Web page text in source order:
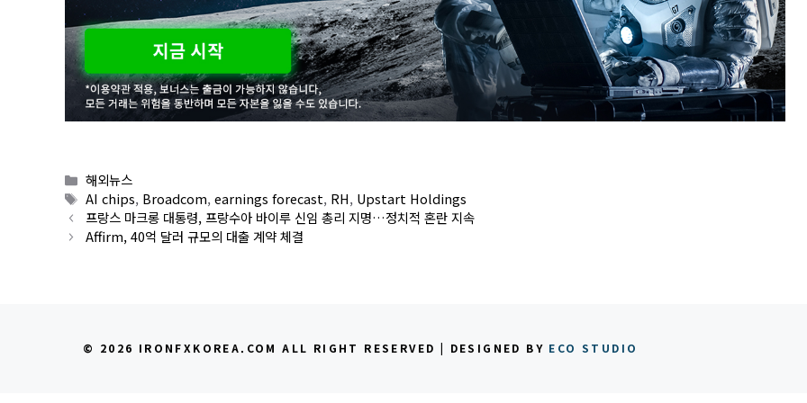
Categories
해외뉴스
Tags
AI chips, Broadcom,earnings forecast, RH, Upstart Holdings
프랑스 마크롱 대통령, 프랑수아 바이루 신임 총리 지명…정치적 혼란 지속
Affirm, 40억 달러 규모의 대출 계약 체결
© 2026 IRONFXKOREA.COM ALL RIGHT RESERVED | DESIGNED BY ECO STUDIO